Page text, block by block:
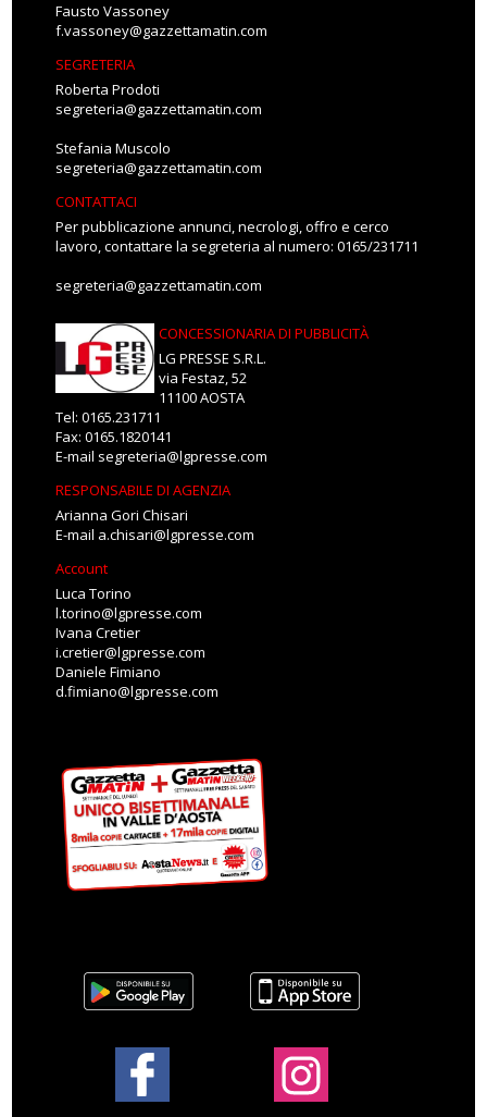
Fausto Vassoney
f.vassoney@gazzettamatin.com
SEGRETERIA
Roberta Prodoti
segreteria@gazzettamatin.com
Stefania Muscolo
segreteria@gazzettamatin.com
CONTATTACI
Per pubblicazione annunci, necrologi, offro e cerco
lavoro, contattare la segreteria al numero: 0165/231711
segreteria@gazzettamatin.com
CONCESSIONARIA DI PUBBLICITÀ
LG PRESSE S.R.L.
via Festaz, 52
11100 AOSTA
Tel: 0165.231711
Fax: 0165.1820141
E-mail segreteria@lgpresse.com
RESPONSABILE DI AGENZIA
Arianna Gori Chisari
E-mail a.chisari@lgpresse.com
Account
Luca Torino
l.torino@lgpresse.com
Ivana Cretier
i.cretier@lgpresse.com
Daniele Fimiano
d.fimiano@lgpresse.com